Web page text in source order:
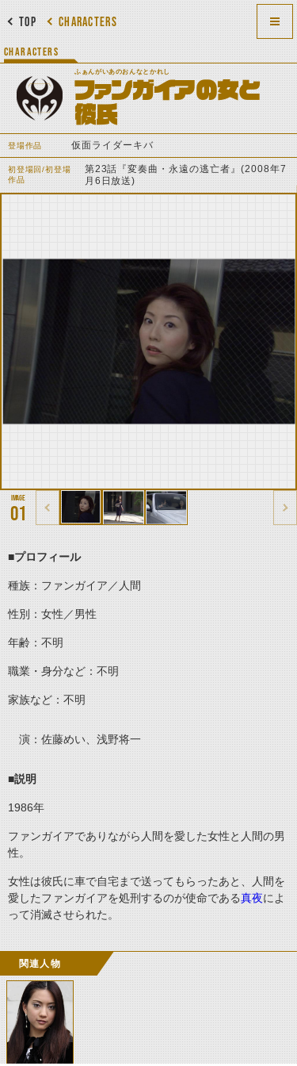
CHARACTERS
TOP
CHARACTERS
ふぁんがいあのおんなとかれし
ファンガイアの女と
彼氏
登場作品 仮面ライダーキバ
初登場回/初登場
作品
第23話『変奏曲・永遠の逃亡者』(2008年7
月6日放送)
01
■プロフィール
種族：ファンガイア／人間
性別：女性／男性
年齢：不明
職業・身分など：不明
家族など：不明
演：佐藤めい、浅野将一
■説明
1986年
ファンガイアでありながら人間を愛した女性と人間の男
性。
女性は彼氏に車で自宅まで送ってもらったあと、人間を
愛したファンガイアを処刑するのが使命である真夜によ
って消滅させられた。
関連人物